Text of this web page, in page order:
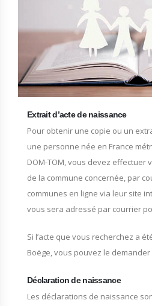
Extrait d’acte de naissance
Pour obtenir une copie ou un
une personne née en France
DOM-TOM, vous devez effectuer
de la commune concernée, par
communes en ligne via leur site
vous sera adressé par courrier
Si l’acte que vous recherchez a
Boëge, vous pouvez le demander
Déclaration de naissance
Les déclarations de naissance